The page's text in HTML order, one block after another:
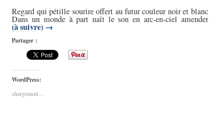
Regard qui pétille sourire offert au futur couleur noir et blanc
Dans un monde à part naît le son en arc-en-ciel amender
(à suivre) →
Partager :
WordPress:
chargement…